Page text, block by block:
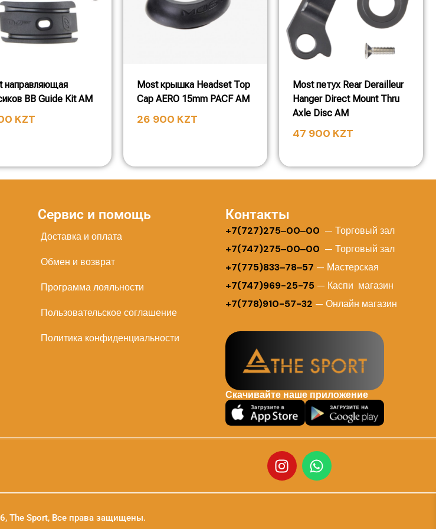
направляющая
BB Guide Kit AM
KZT
Most крышка Headset Top
Cap AERO 15mm PACF AM
26 900 KZT
Most петух Rear Derailleur
Hanger Direct Mount Thru
Axle Disc AM
47 900 KZT
Сервис и помощь
Доставка и оплата
Обмен и возврат
Программа лояльности
Пользовательское соглашение
Политика конфиденциальности
Контакты
+7(727)275‒00‒00 — Торговый зал
+7(747)275‒00‒00 — Торговый зал
+7(775)833‒78‒57 — Мастерская
+7(747)969-25-75— Каспи магазин
+7(778)910-57-32 — Онлайн магазин
Скачивайте наше приложение
The Sport, Все права защищены.